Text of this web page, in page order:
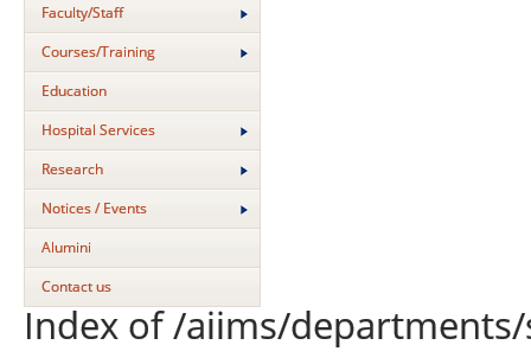
Faculty/Staff
Courses/Training
Education
Hospital Services
Research
Notices / Events
Alumini
Contact us
Index of /aiims/